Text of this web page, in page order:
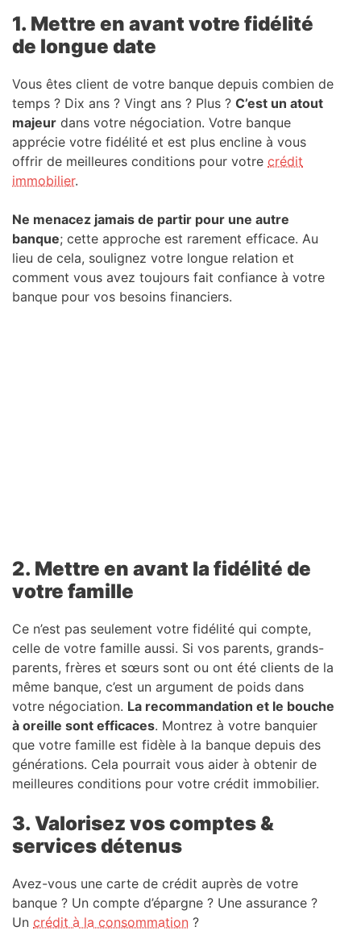
1. Mettre en avant votre fidélité
de longue date
Vous êtes client de votre banque depuis combien de
temps ? Dix ans ? Vingt ans ? Plus ? C’est un atout
majeur dans votre négociation. Votre banque
apprécie votre fidélité et est plus encline à vous
offrir de meilleures conditions pour votre crédit
immobilier.
Ne menacez jamais de partir pour une autre
banque; cette approche est rarement efficace. Au
lieu de cela, soulignez votre longue relation et
comment vous avez toujours fait confiance à votre
banque pour vos besoins financiers.
2. Mettre en avant la fidélité de
votre famille
Ce n’est pas seulement votre fidélité qui compte,
celle de votre famille aussi. Si vos parents, grands-
parents, frères et sœurs sont ou ont été clients de la
même banque, c’est un argument de poids dans
votre négociation. La recommandation et le bouche
à oreille sont efficaces. Montrez à votre banquier
que votre famille est fidèle à la banque depuis des
générations. Cela pourrait vous aider à obtenir de
meilleures conditions pour votre crédit immobilier.
3. Valorisez vos comptes &
services détenus
Avez-vous une carte de crédit auprès de votre
banque ? Un compte d’épargne ? Une assurance ?
Un crédit à la consommation ?